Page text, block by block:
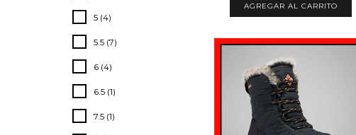
5 (4)
5.5 (7)
6 (4)
6.5 (1)
7.5 (1)
AGREGAR AL CARRITO